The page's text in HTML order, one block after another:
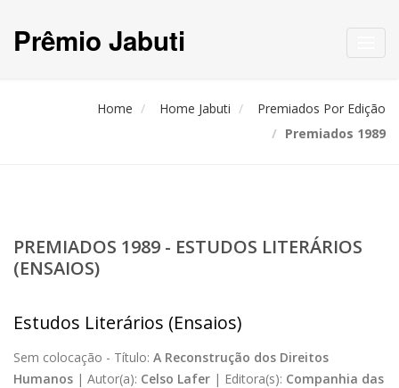
Prêmio Jabuti
Home Home Jabuti
Premiados Por Edição
Premiados 1989
PREMIADOS 1989 - ESTUDOS LITERÁRIOS
(ENSAIOS)
Estudos Literários (Ensaios)
Sem colocação - Título: A Reconstrução dos Direitos
Humanos | Autor(a): Celso Lafer | Editora(s): Companhia das